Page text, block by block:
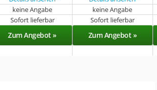
keine Angabe keine Angabe
Sofort lieferbar Sofort lieferbar
Zum Angebot » Zum Angebot »